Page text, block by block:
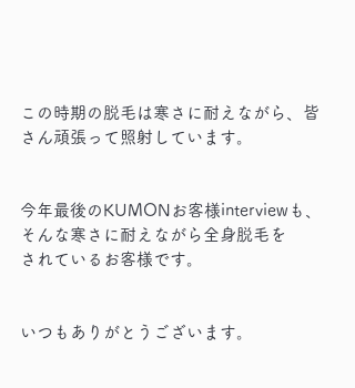
この時期の脱毛は寒さに耐えながら、皆
さん頑張って照射しています。
今年最後のKUMONお客様interviewも、
そんな寒さに耐えながら全身脱毛を
されているお客様です。
いつもありがとうございます。